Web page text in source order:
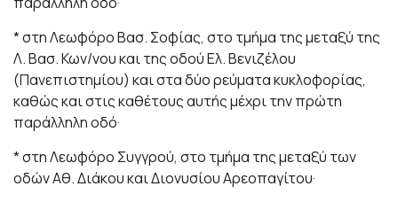
* στη Λεωφόρο Βασ. Σοφίας, στο τμήμα της μεταξύ της
Λ. Βασ. Κων/νου και της οδού Ελ. Βενιζέλου
(Πανεπιστημίου) και στα δύο ρεύματα κυκλοφορίας,
καθώς και στις καθέτους αυτής μέχρι την πρώτη
παράλληλη οδό·
* στη Λεωφόρο Συγγρού, στο τμήμα της μεταξύ των
οδών Αθ. Διάκου και Διονυσίου Αρεοπαγίτου·